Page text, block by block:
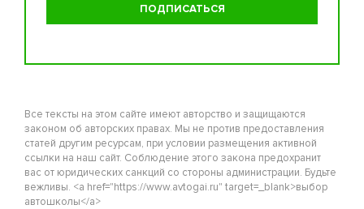
Все тексты на этом сайте имеют авторство и защищаются
законом об авторских правах. Мы не против предоставления
статей другим ресурсам, при условии размещения активной
ссылки на наш сайт. Соблюдение этого закона предохранит
вас от юридических санкций со стороны администрации. Будьте
вежливы. <a href="https://www.avtogai.ru" target=_blank>выбор
автошколы</a>